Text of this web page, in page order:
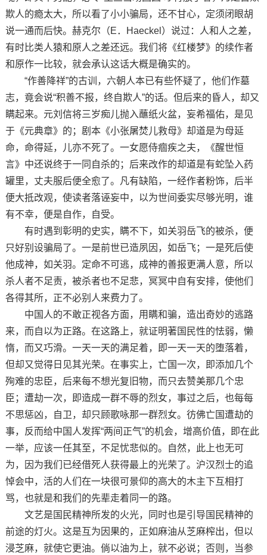
欺人的瘾太大，所以看了小小骗局，还不甘心，定须闭眼胡
说一通而后快。赫克尔（E．Haeckel）说过：人和人之差，
有时比类人猿和原人之差还远。我们将《红楼梦》的续作者
和原作一比较，就会承认这话大概是确实的。
“作善降祥”的古训，六朝人本已有些怀疑了，他们作墓
志，竟会说“积善不报，终自欺人”的话。但后来的昏人，却又
瞒起来。元刘信将三岁痴儿抛入蘸纸火盆，妄希福佑，是见
于《元典章》的；剧本《小张屠焚儿救母》却道是为母延
命，命得延，儿亦不死了。一女愿侍痼疾之夫，《醒世恒
言》中还说终于一同自杀的；后来改作的却道是有蛇坠入药
罐里，丈夫服后便全愈了。凡有缺陷，一经作者粉饰，后半
便大抵改观，使读者落诬妄中，以为世间委实尽够光明，谁
有不幸，便是自作，自受。
有时遇到彰明的史实，瞒不下，如关羽岳飞的被杀，便
只好别设骗局了。一是前世已造夙因，如岳飞；一是死后使
他成神，如关羽。定命不可逃，成神的善报更满人意，所以
杀人者不足责，被杀者也不足悲，冥冥中自有安排，使他们
各得其所，正不必别人来费力了。
中国人的不敢正视各方面，用瞒和骗，造出奇妙的逃路
来，而自以为正路。在这路上，就证明著国民性的怯弱，懒
惰，而又巧滑。一天一天的满足着，即一天一天的堕落着，
但却又觉得日见其光荣。在事实上，亡国一次，即添加几个
殉难的忠臣，后来每不想光复旧物，而只去赞美那几个忠
臣；遭劫一次，即造成一群不辱的烈女，事过之后，也每每
不思惩凶，自卫，却只顾歌咏那一群烈女。彷佛亡国遭劫的
事，反而给中国人发挥“两间正气”的机会，增高价值，即在此
一举，应该一任其至，不足忧悲似的。自然，此上也无可
为，因为我们已经借死人获得最上的光荣了。沪汉烈士的追
悼会中，活的人们在一块很可景仰的高大的木主下互相打
骂，也就是和我们的先辈走着同一的路。
文艺是国民精神所发的火光，同时也是引导国民精神的
前途的灯火。这是互为因果的，正如麻油从芝麻榨出，但以
浸芝麻，就使它更油。倘以油为上，就不必说；否则，当参